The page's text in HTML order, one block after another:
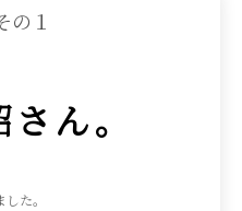
の１
ん。
た。